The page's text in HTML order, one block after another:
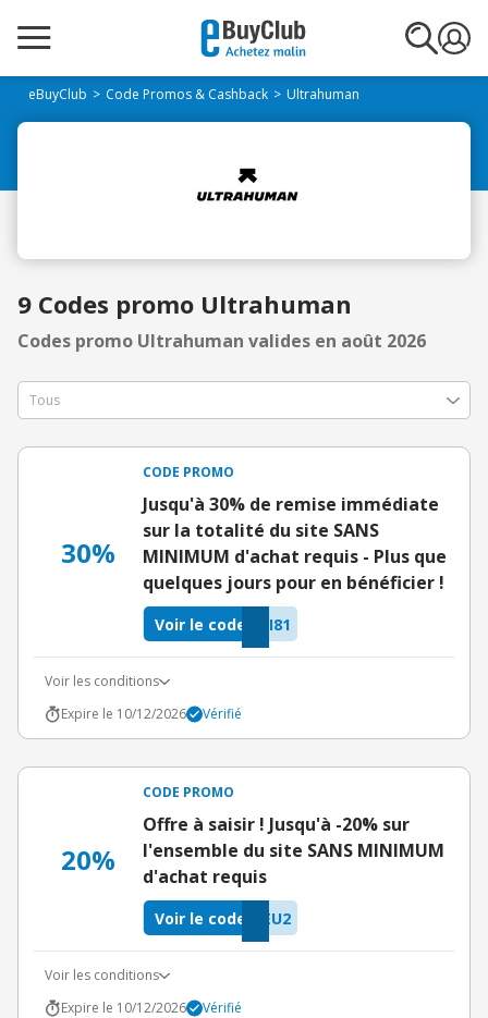
eBuyClub Code Promos & Cashback Ultrahuman
9 Codes promo Ultrahuman
Codes promo Ultrahuman valides en août 2026
30%
CODE PROMO
Jusqu'à 30% de remise immédiate
sur la totalité du site SANS
MINIMUM d'achat requis - Plus que
quelques jours pour en bénéficier !
I81
Voir le code
Voir les conditions
Expire le 10/12/2026
Vérifié
20%
CODE PROMO
Offre à saisir ! Jusqu'à -20% sur
l'ensemble du site SANS MINIMUM
d'achat requis
EU2
Voir le code
Voir les conditions
Expire le 10/12/2026
Vérifié